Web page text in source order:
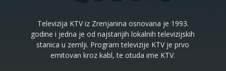
Televizija KTV iz Zrenjanina osnovana je 1993.
godine i jedna je od najstarijih lokalnih televizijskih
stanica u zemlji. Program televizije KTV je prvo
emitovan kroz kabl, te otuda ime KTV.